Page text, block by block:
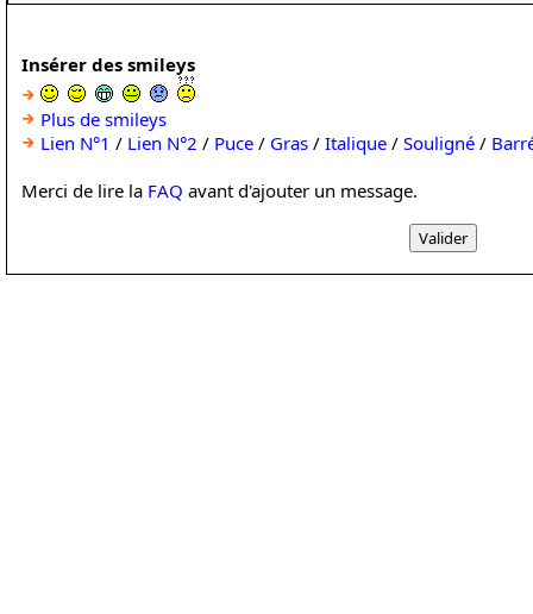
Insérer des smileys
Plus de smileys
Lien N°1 / Lien N°2 / Puce / Gras / Italique / Souligné /
Merci de lire la FAQ avant d'ajouter un message.